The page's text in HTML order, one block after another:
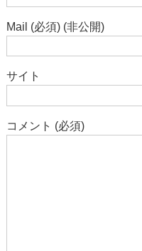
Mail (必須) (非公開)
サイト
コメント (必須)